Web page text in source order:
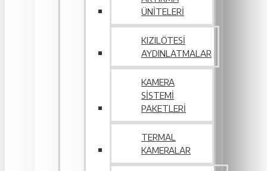
ÜNITELERI
KIZILÖTESI
AYDINLATMALAR
KAMERA
SISTEMI
PAKETLERI
TERMAL
KAMERALAR